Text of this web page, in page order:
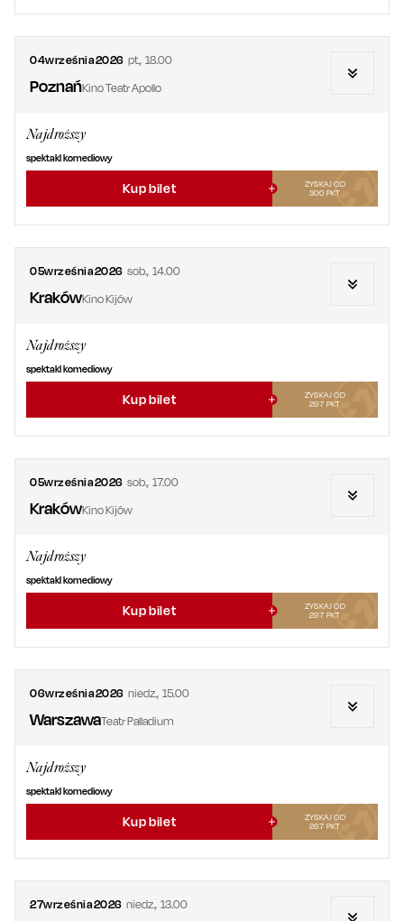
04września2026 pt., 18.00
PoznańKino Teatr Apollo
Najdroższy
spektakl komediowy
Kup bilet
ZYSKAJ OD
300 PKT
05września2026 sob., 14.00
KrakówKino Kijów
Najdroższy
spektakl komediowy
Kup bilet
ZYSKAJ OD
297 PKT
05września2026 sob., 17.00
KrakówKino Kijów
Najdroższy
spektakl komediowy
Kup bilet
ZYSKAJ OD
297 PKT
06września2026 niedz., 15.00
WarszawaTeatr Palladium
Najdroższy
spektakl komediowy
Kup bilet
ZYSKAJ OD
267 PKT
27września2026 niedz., 13.00